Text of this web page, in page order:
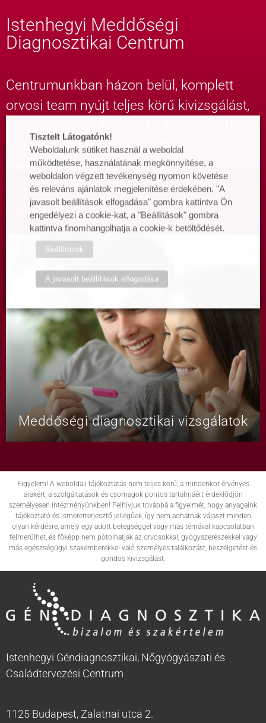
Istenhegyi Meddőségi
Diagnosztikai Centrum
Centrumunkban házon belül, komplett
orvosi team nyújt teljes körű kivizsgálást,
fogantatási problémák feltárásáért és
megoldásáért.
TOVÁBB
Meddőségi diagnosztikai vizsgálatok
Figyelem! A weboldali tájékoztatás nem teljes körű, a mindenkor érvényes
árakért, a szolgáltatások és csomagok pontos tartalmáért érdeklődjön
személyesen intézményünkben! Felhívjuk továbbá a figyelmét, hogy anyagaink
tájékoztató és ismeretterjesztő jellegűek, így nem adhatnak választ minden
olyan kérdésre, amely egy adott betegséggel vagy más témával kapcsolatban
felmerülhet, és főképp nem pótolhatják az orvosokkal, gyógyszerészekkel vagy
más egészségügyi szakemberekkel való személyes találkozást, beszélgetést és
gondos kivizsgálást.
Istenhegyi Géndiagnosztikai, Nőgyógyászati és
Családtervezési Centrum
1125 Budapest, Zalatnai utca 2.
Tisztelt Látogatónk!
Weboldalunk sütiket használ a weboldal
működtetése, használatának megkönnyítése, a
weboldalon végzett tevékenység nyomon követése
és releváns ajánlatok megjelenítése érdekében. "A
javasolt beállítások elfogadása" gombra kattintva Ön
engedélyezi a cookie-kat, a "Beállítások" gombra
kattintva finomhangolhatja a cookie-k betöltődését.
Beállítások
A javasolt beállítások elfogadása